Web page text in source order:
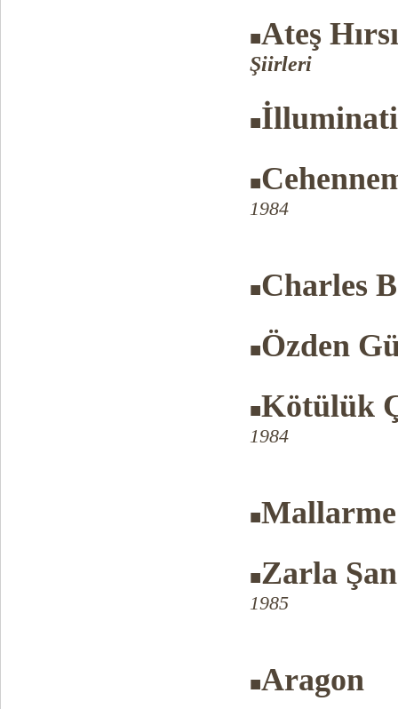
■Ateş
Şiirleri
■
■
1984
■Charles
■Özden
■Kötülük
1984
■Mallarme
■Zarla
1985
■Aragon